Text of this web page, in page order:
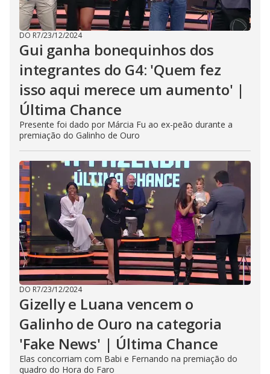
DO R7/23/12/2024
Gui ganha bonequinhos dos
integrantes do G4: 'Quem fez
isso aqui merece um aumento' |
Última Chance
Presente foi dado por Márcia Fu ao ex-peão durante a
premiação do Galinho de Ouro
DO R7/23/12/2024
Gizelly e Luana vencem o
Galinho de Ouro na categoria
'Fake News' | Última Chance
Elas concorriam com Babi e Fernando na premiação do
quadro do Hora do Faro